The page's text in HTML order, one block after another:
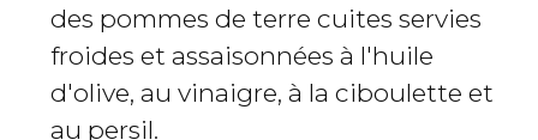
des pommes de terre cuites servies
froides et assaisonnées à l'huile
d'olive, au vinaigre, à la ciboulette et
au persil.